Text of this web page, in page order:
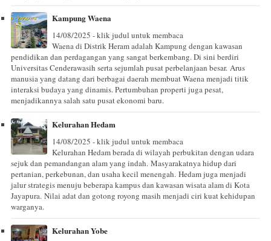
Kampung Waena
14/08/2025 - klik judul untuk membaca
Waena di Distrik Heram adalah Kampung dengan kawasan
pendidikan dan perdagangan yang sangat berkembang. Di sini berdiri
Universitas Cenderawasih serta sejumlah pusat perbelanjaan besar. Arus
manusia yang datang dari berbagai daerah membuat Waena menjadi titik
interaksi budaya yang dinamis. Pertumbuhan properti juga pesat,
menjadikannya salah satu pusat ekonomi baru.
Kelurahan Hedam
14/08/2025 - klik judul untuk membaca
Kelurahan Hedam berada di wilayah perbukitan dengan udara
sejuk dan pemandangan alam yang indah. Masyarakatnya hidup dari
pertanian, perkebunan, dan usaha kecil menengah. Hedam juga menjadi
jalur strategis menuju beberapa kampus dan kawasan wisata alam di Kota
Jayapura. Nilai adat dan gotong royong masih menjadi ciri kuat kehidupan
warganya.
Kelurahan Yobe